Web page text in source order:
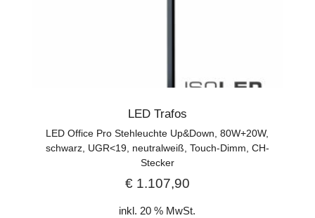
LED Trafos
LED Office Pro Stehleuchte Up&Down, 80W+20W,
schwarz, UGR<19, neutralweiß, Touch-Dimm, CH-
Stecker
€1.107,90
inkl. 20 % MwSt.